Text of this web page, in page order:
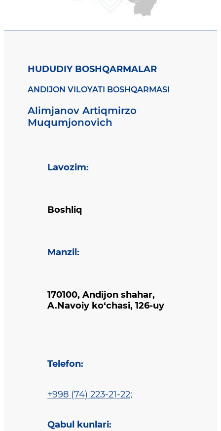
HUDUDIY BOSHQARMALAR
ANDIJON VILOYATI BOSHQARMASI
Alimjanov Artiqmirzo
Muqumjonovich
Lavozim:
Boshliq
Manzil :
170100, Andijon shahar,
A.Navoiy ko‘chasi, 126-uy
Telefon:
+998 (74) 223-21-22;
Qabul kunlari: